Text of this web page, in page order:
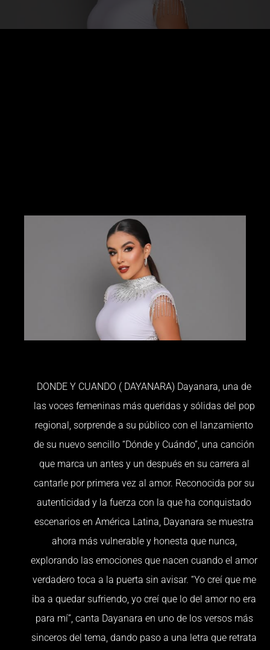
DONDE Y CUANDO ( DAYANARA) Dayanara, una de
las voces femeninas más queridas y sólidas del pop
regional, sorprende a su público con el lanzamiento
de su nuevo sencillo “Dónde y Cuándo”, una canción
que marca un antes y un después en su carrera al
cantarle por primera vez al amor. Reconocida por su
autenticidad y la fuerza con la que ha conquistado
escenarios en América Latina, Dayanara se muestra
ahora más vulnerable y honesta que nunca,
explorando las emociones que nacen cuando el amor
verdadero toca a la puerta sin avisar. “Yo creí que me
iba a quedar sufriendo, yo creí que lo del amor no era
para mí”, canta Dayanara en uno de los versos más
sinceros del tema, dando paso a una letra que retrata